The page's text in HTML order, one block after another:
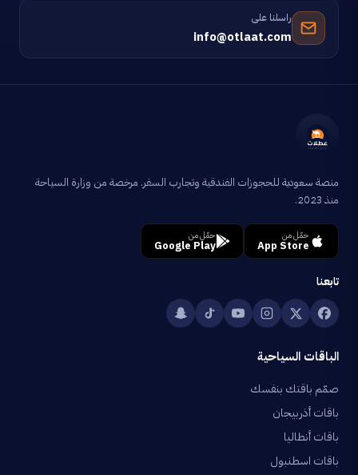
راسلنا على
info@otlaat.com
منصة سعودية للحجوزات الفندقية وتجارب السفر. مرخصة من وزارة السياحة
منذ 2023.
حمّل من
App Store
حمّل من
Google Play
تابعنا
الباقات السياحية
صمّم باقتك بنفسك
باقات أذربيجان
باقات أنطاليا
باقات اسطنبول